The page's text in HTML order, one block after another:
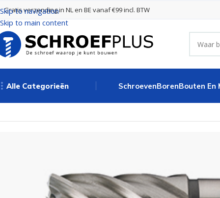
Skip to navigation
Skip to main content
Gratis verzending in NL en BE vanaf €99 incl. BTW
Alle Categorieën SchroevenBorenBouten En